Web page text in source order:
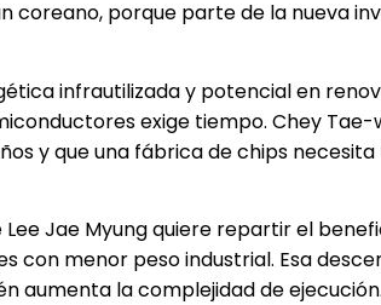
coreano, porque parte de la nueva
infrautilizada y potencial en
exige tiempo. Chey Tae-
y que una fábrica de chips
Jae Myung quiere repartir el
con menor peso industrial. Esa
aumenta la complejidad de ejecución.